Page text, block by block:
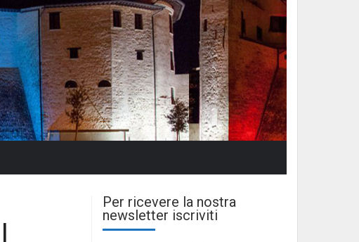
Per ricevere la nostra
newsletter iscriviti